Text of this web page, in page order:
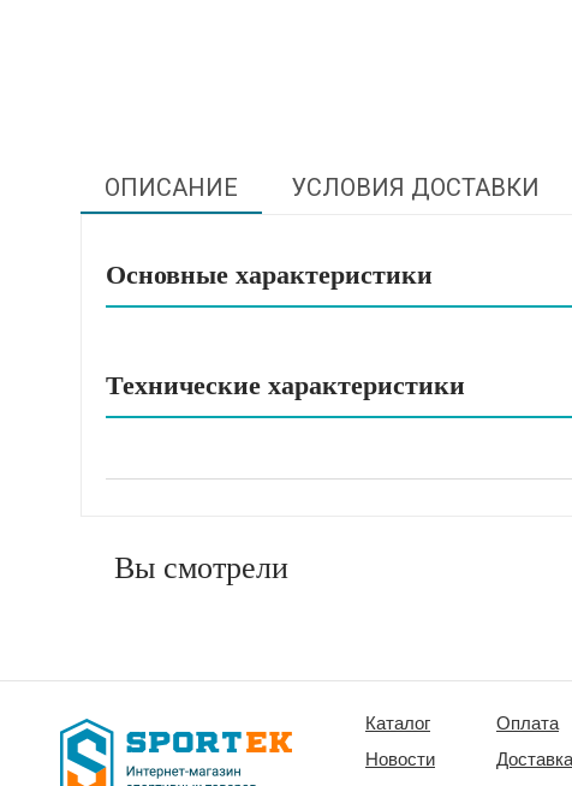
ОПИСАНИЕ УСЛОВИЯ ДОСТАВКИ
Основные характеристики
Технические характеристики
Вы смотрели
Каталог
Новости
Оплата
Доставка